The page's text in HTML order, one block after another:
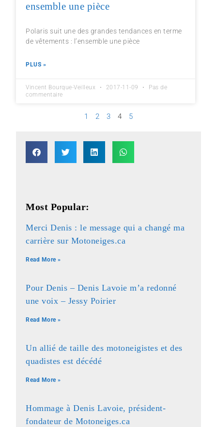
ensemble une pièce
Polaris suit une des grandes tendances en terme
de vêtements : l’ensemble une pièce
PLUS »
Vincent Bourque-Veilleux 2017-11-09
Pas de
commentaire
1 2 3 4 5
Most Popular:
Merci Denis : le message qui a changé ma
carrière sur Motoneiges.ca
Read More »
Pour Denis – Denis Lavoie m’a redonné
une voix – Jessy Poirier
Read More »
Un allié de taille des motoneigistes et des
quadistes est décédé
Read More »
Hommage à Denis Lavoie, président-
fondateur de Motoneiges.ca